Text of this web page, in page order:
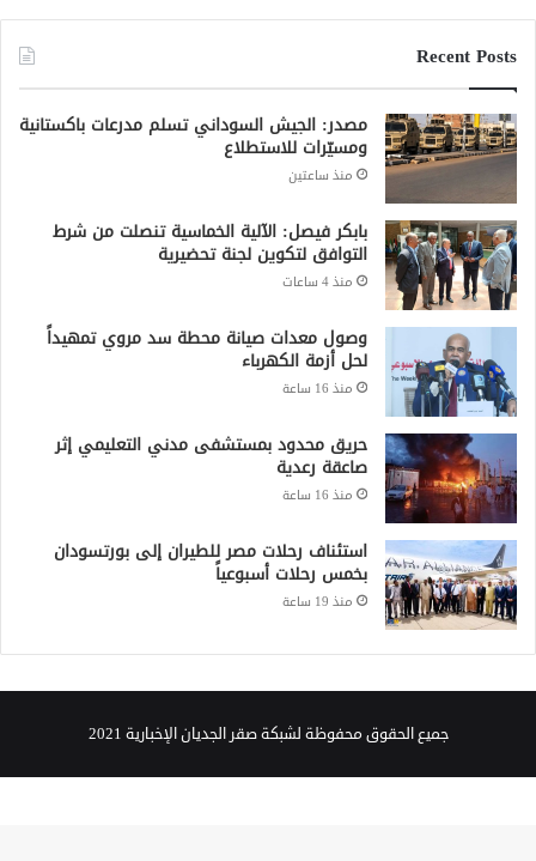
Recent Posts
مصدر: الجيش السوداني تسلم مدرعات باكستانية
ومسيّرات للاستطلاع
منذ ساعتين
بابكر فيصل: الآلية الخماسية تنصلت من شرط
التوافق لتكوين لجنة تحضيرية
منذ 4 ساعات
وصول معدات صيانة محطة سد مروي تمهيداً
لحل أزمة الكهرباء
منذ 16 ساعة
حريق محدود بمستشفى مدني التعليمي إثر
صاعقة رعدية
منذ 16 ساعة
استئناف رحلات مصر للطيران إلى بورتسودان
بخمس رحلات أسبوعياً
منذ 19 ساعة
جميع الحقوق محفوظة لشبكة صقر الجديان الإخبارية 2021